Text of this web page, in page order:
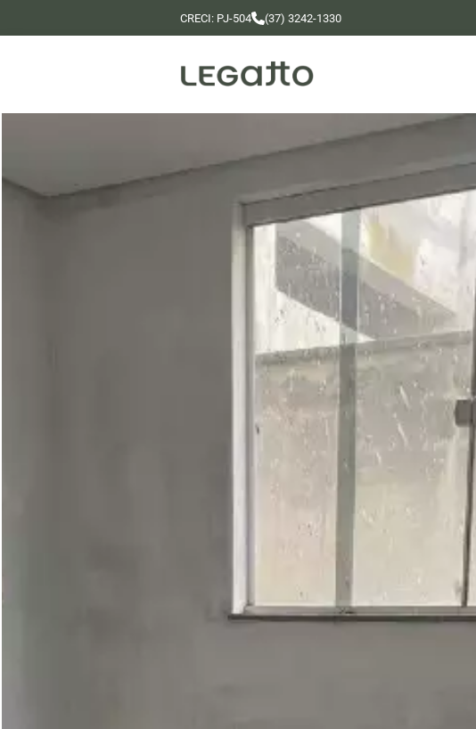
CRECI: PJ-504 (37) 3242-1330